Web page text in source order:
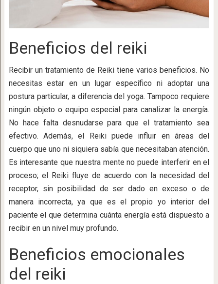
Beneficios del reiki
Recibir un tratamiento de Reiki tiene varios beneficios. No
necesitas estar en un lugar específico ni adoptar una
postura particular, a diferencia del yoga. Tampoco requiere
ningún objeto o equipo especial para canalizar la energía.
No hace falta desnudarse para que el tratamiento sea
efectivo. Además, el Reiki puede influir en áreas del
cuerpo que uno ni siquiera sabía que necesitaban atención.
Es interesante que nuestra mente no puede interferir en el
proceso; el Reiki fluye de acuerdo con la necesidad del
receptor, sin posibilidad de ser dado en exceso o de
manera incorrecta, ya que es el propio yo interior del
paciente el que determina cuánta energía está dispuesto a
recibir en un nivel muy profundo.
Beneficios emocionales
del reiki